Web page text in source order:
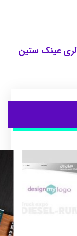
عینک ستین